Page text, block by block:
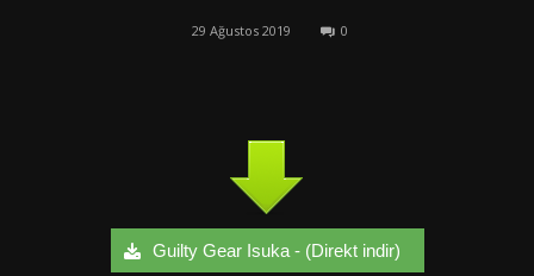
29 Ağustos 2019 0
Guilty Gear Isuka - (Direkt indir)